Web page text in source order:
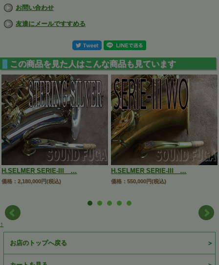
お問い合わせ
友達にメールですすめる
この商品を見た人はこんな商品も見ています
H.SELMER SERIE-III …
価格：2,180,000円(税込)
H.SELMER SERIE-III …
価格：550,000円(税込)
↑
お店のトップへ戻る